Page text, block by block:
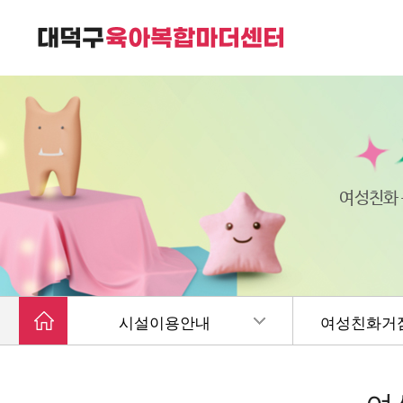
대덕구육아복합마더센터는
여성친화
시설이용안내 여성친화거